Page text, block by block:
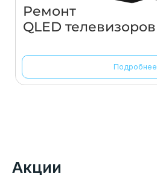
Ремонт
QLED телевизоров
Подробнее
Акции